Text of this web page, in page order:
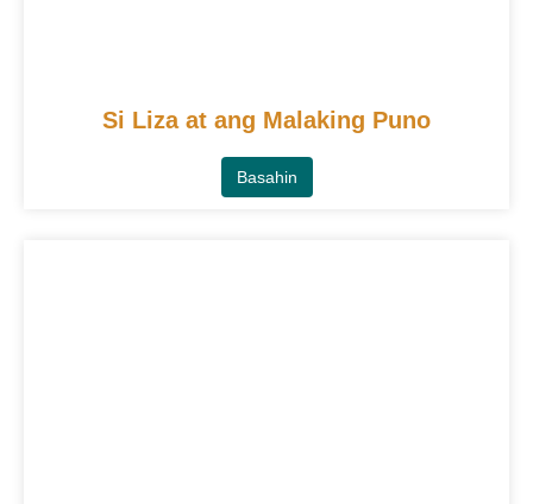
Si Liza at ang Malaking Puno
Basahin